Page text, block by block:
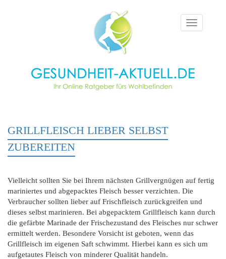
Toggle
navigation
GRILLFLEISCH LIEBER SELBST
ZUBEREITEN
Vielleicht sollten Sie bei Ihrem nächsten Grillvergnügen auf fertig
mariniertes und abgepacktes Fleisch besser verzichten. Die
Verbraucher sollten lieber auf Frischfleisch zurückgreifen und
dieses selbst marinieren. Bei abgepacktem Grillfleisch kann durch
die gefärbte Marinade der Frischezustand des Fleisches nur schwer
ermittelt werden. Besondere Vorsicht ist geboten, wenn das
Grillfleisch im eigenen Saft schwimmt. Hierbei kann es sich um
aufgetautes Fleisch von minderer Qualität handeln.